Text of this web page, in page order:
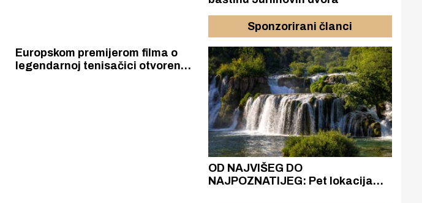
Europskom premijerom filma o
legendarnoj tenisačici otvoren
Sponzorirani članci
OD NAJVIŠEG DO
NAJPOZNATIJEG: Pet lokacija